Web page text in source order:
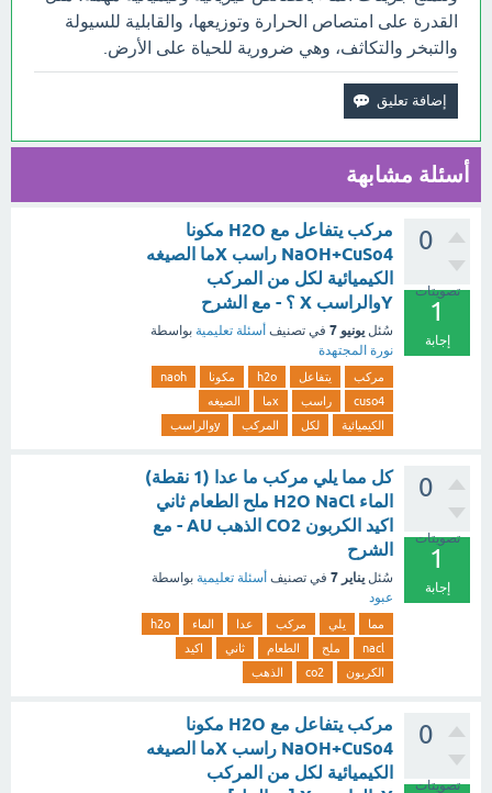
القدرة على امتصاص الحرارة وتوزيعها، والقابلية للسيولة
والتبخر والتكاثف، وهي ضرورية للحياة على الأرض.
أسئلة مشابهة
0
تصويتات
1
إجابة
مركب يتفاعل مع H2O مكونا
NaOH+CuSo4 راسب Xما الصيغه
الكيميائية لكل من المركب
Yوالراسب X ؟ - مع الشرح
سُئل يونيو 7 في تصنيف أسئلة تعليمية بواسطة
نورة المجتهدة
مركب يتفاعل h2o مكونا
naoh
cuso4
راسب xما
الصيغه
الكيميائية
لكل المركب yوالراسب
0
تصويتات
1
إجابة
كل مما يلي مركب ما عدا (1 نقطة)
الماء H2O NaCl ملح الطعام ثاني
اكيد الكربون CO2 الذهب AU - مع
الشرح
سُئل يناير 7 في تصنيف أسئلة تعليمية بواسطة
عبود
مما يلي مركب عدا الماء
h2o
nacl
ملح الطعام ثاني
اكيد
الكربون
co2 الذهب
0
تصويتات
مركب يتفاعل مع H2O مكونا
NaOH+CuSo4 راسب Xما الصيغه
الكيميائية لكل من المركب